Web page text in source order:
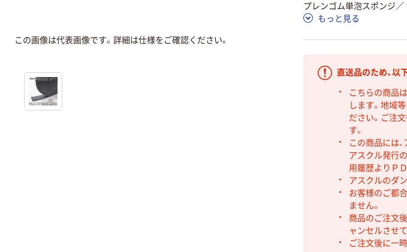
プレンゴム単泡スポンジ ／
もっと見る
直送品のため、以
こちらの商品
します。地域
ださい。ご注
す。
この商品には
アスクル発行
用履歴よりＰ
アスクルのダ
お客様のご都
ません。
商品のご注文
ャンセルさせ
ご注文後に一
この画像は代表画像です。詳細は仕様をご確認ください。